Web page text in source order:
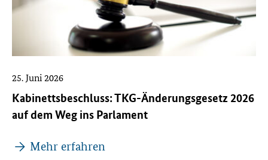
Kabinettsbeschluss: TKG-Änderungsgesetz 2026
auf dem Weg ins Parlament
25. Juni 2026
Mehr erfahren